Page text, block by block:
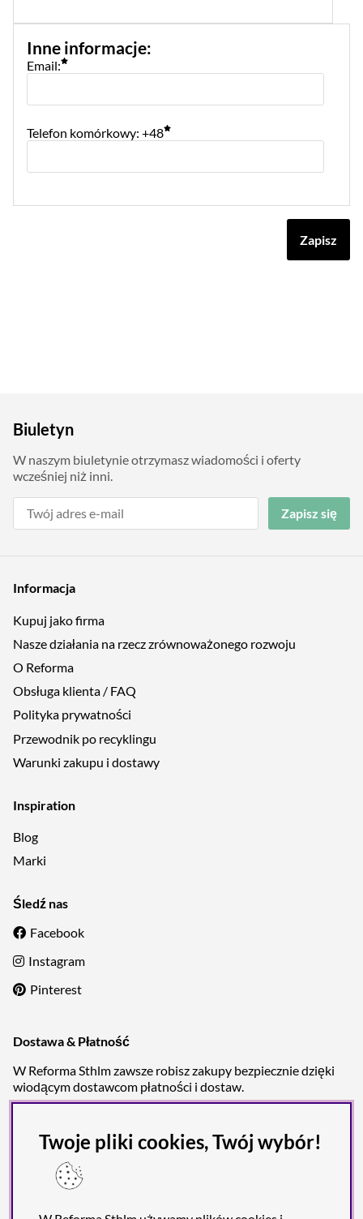
Inne informacje:
Email:
Telefon komórkowy: +48
Zapisz
Biuletyn
W naszym biuletynie otrzymasz wiadomości i oferty
wcześniej niż inni.
Zapisz się
Informacja
Kupuj jako firma
Nasze działania na rzecz zrównoważonego rozwoju
O Reforma
Obsługa klienta / FAQ
Polityka prywatności
Przewodnik po recyklingu
Warunki zakupu i dostawy
Inspiration
Blog
Marki
Śledź nas
Facebook
Instagram
Pinterest
Dostawa & Płatność
W Reforma Sthlm zawsze robisz zakupy bezpiecznie dzięki
wiodącym dostawcom płatności i dostaw.
Twoje pliki cookies, Twój wybór!